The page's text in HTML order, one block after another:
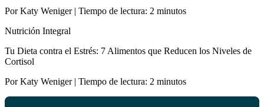
Por Katy Weniger | Tiempo de lectura: 2 minutos
Nutrición Integral
Tu Dieta contra el Estrés: 7 Alimentos que Reducen los Niveles de
Cortisol
Por Katy Weniger | Tiempo de lectura: 2 minutos